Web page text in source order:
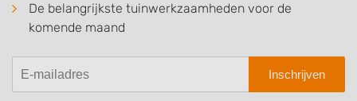
De belangrijkste tuinwerkzaamheden voor de
komende maand
Inschrijven